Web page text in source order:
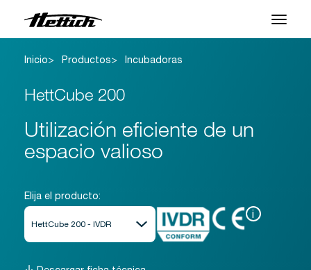
Productos
Aplicaciones
Centro de Soporte
Sobre nosotros
Contacto
Noticias y Eventos
Inicio Productos Incubadoras
HettCube 200
Utilización eficiente de un
espacio valioso
Elija el producto:
i